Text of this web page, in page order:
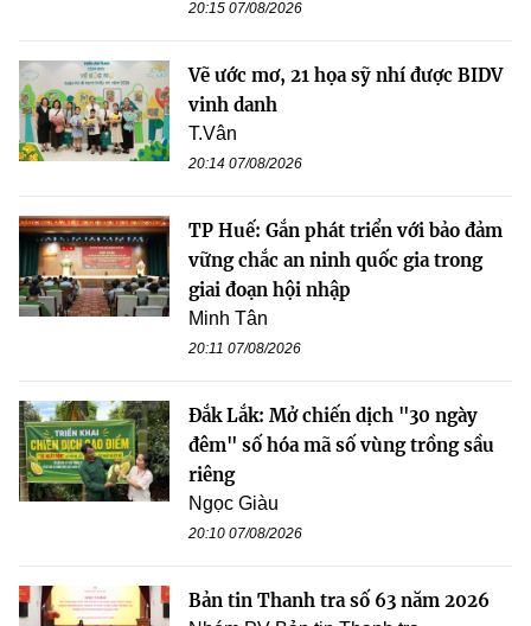
20:15 07/08/2026
Vẽ ước mơ, 21 họa sỹ nhí được BIDV
vinh danh
T.Vân
20:14 07/08/2026
TP Huế: Gắn phát triển với bảo đảm
vững chắc an ninh quốc gia trong
giai đoạn hội nhập
Minh Tân
20:11 07/08/2026
Đắk Lắk: Mở chiến dịch "30 ngày
đêm" số hóa mã số vùng trồng sầu
riêng
Ngọc Giàu
20:10 07/08/2026
Bản tin Thanh tra số 63 năm 2026